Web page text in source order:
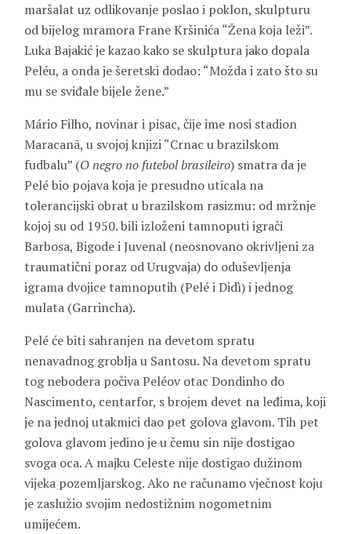
maršalat uz odlikovanje poslao i poklon, skulpturu
od bijelog mramora Frane Kršinića“Žena koja leži”.
Luka Bajakić je kazao kako se skulptura jako dopala
Peléu, a onda je šeretski dodao: “Možda i zato što su
mu se sviđale bijele žene.”
Mário Filho, novinar i pisac, čije ime nosi stadion
Maracanã, u svojoj knjizi “Crnac u brazilskom
fudbalu” (O negro no futebol brasileiro) smatra da je
Pelé bio pojava koja je presudno uticala na
tolerancijski obrat u brazilskom rasizmu: od mržnje
kojoj su od 1950. bili izloženi tamnoputi igrači
Barbosa, BigodeiJuvenal (neosnovano okrivljeni za
traumatični poraz od Urugvaja) do oduševljenja
igrama dvojice tamnoputih (Pelé i Didì) i jednog
mulata (Garrincha).
Pelé će biti sahranjen na devetom spratu
nenavadnog groblja u Santosu. Na devetom spratu
tog nebodera počiva Peléov otac Dondinho do
Nascimento, centarfor, s brojem devet na leđima, koji
je na jednoj utakmici dao pet golova glavom. Tih pet
golova glavom jedino je u čemu sin nije dostigao
svoga oca. A majku Celeste nije dostigao dužinom
vijeka pozemljarskog. Ako ne računamo vječnost koju
je zaslužio svojim nedostižnim nogometnim
umijećem.